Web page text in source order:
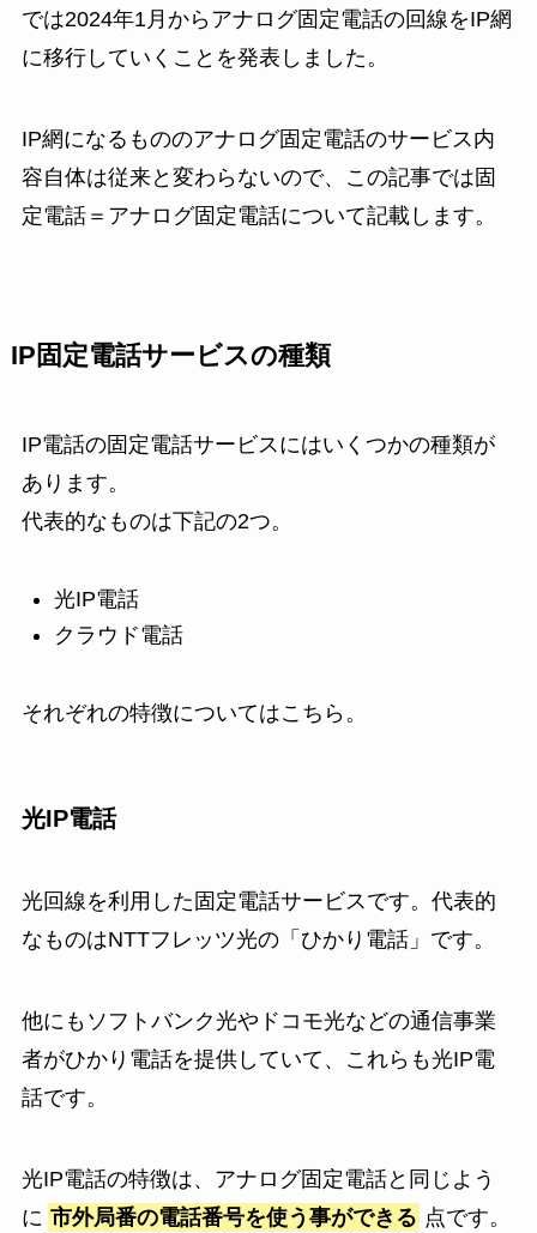
では2024年1月からアナログ固定電話の回線をIP網
に移行していくことを発表しました。
IP網になるもののアナログ固定電話のサービス内
容自体は従来と変わらないので、この記事では固
定電話＝アナログ固定電話について記載します。
IP固定電話サービスの種類
IP電話の固定電話サービスにはいくつかの種類が
あります。
代表的なものは下記の2つ。
光IP電話
クラウド電話
それぞれの特徴についてはこちら。
光IP電話
光回線を利用した固定電話サービスです。代表的
なものはNTTフレッツ光の「ひかり電話」です。
他にもソフトバンク光やドコモ光などの通信事業
者がひかり電話を提供していて、これらも光IP電
話です。
光IP電話の特徴は、アナログ固定電話と同じよう
に 市外局番の電話番号を使う事ができる 点です。